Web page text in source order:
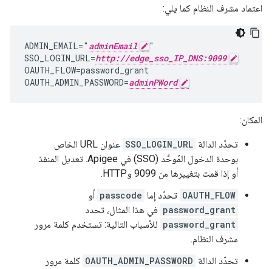
اعتماد مشرف النظام كما يلي:
ADMIN_EMAIL=" adminEmail
"
SSO_LOGIN_URL=http://edge_sso_IP_DNS:9099
OAUTH_FLOW=password_grant
OAUTH_ADMIN_PASSWORD=adminPWord
المكان:
تحدّد الدالة SSO_LOGIN_URL
عنوان URL الخاص
بوحدة الدخول المُوحَّد (SSO) في Apigee. تعديل المنفذ
أو إذا قمت بتغييرها من 9099 وHTTP.
OAUTH_FLOW تحدّد إما passcode أو
password_grant في هذا المثال، تحدد
password_grant للأسباب التالية: تستخدم كلمة مرور
مشرف النظام.
تحدّد الدالة OAUTH_ADMIN_PASSWORD كلمة مرور